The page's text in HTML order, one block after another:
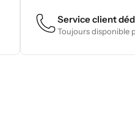
Service client
Toujours disponible